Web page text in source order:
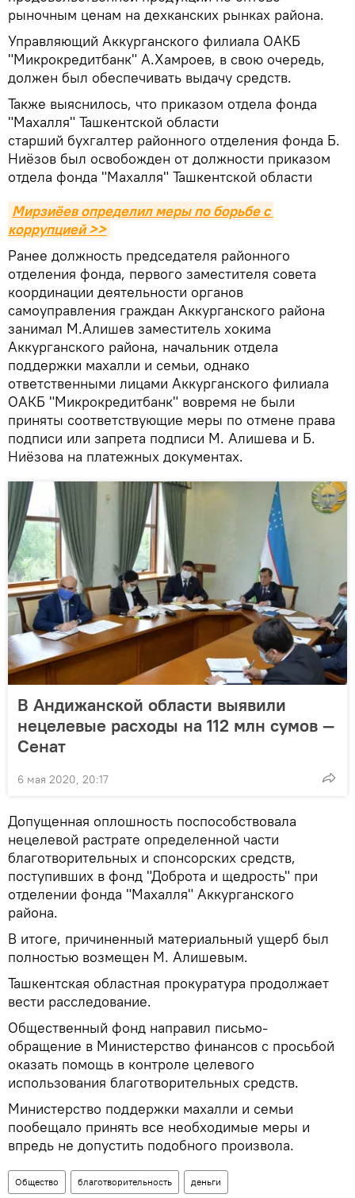
рыночным ценам на дехканских рынках района.
Управляющий Аккурганского филиала ОАКБ
"Микрокредитбанк" А.Хамроев, в свою очередь,
должен был обеспечивать выдачу средств.
Также выяснилось, что приказом отдела фонда
"Махалля" Ташкентской области
старший бухгалтер районного отделения фонда Б.
Ниёзов был освобожден от должности приказом
отдела фонда "Махалля" Ташкентской области
Мирзиёев определил меры по борьбе с
коррупцией >>
Ранее должность председателя районного
отделения фонда, первого заместителя совета
координации деятельности органов
самоуправления граждан Аккурганского района
занимал М.Алишев заместитель хокима
Аккурганского района, начальник отдела
поддержки махалли и семьи, однако
ответственными лицами Аккурганского филиала
ОАКБ "Микрокредитбанк" вовремя не были
приняты соответствующие меры по отмене права
подписи или запрета подписи М. Алишева и Б.
Ниёзова на платежных документах.
В Андижанской области выявили
нецелевые расходы на 112 млн сумов —
Сенат
6 мая 2020, 20:17
Допущенная оплошность поспособствовала
нецелевой растрате определенной части
благотворительных и спонсорских средств,
поступивших в фонд "Доброта и щедрость" при
отделении фонда "Махалля" Аккурганского
района.
В итоге, причиненный материальный ущерб был
полностью возмещен М. Алишевым.
Ташкентская областная прокуратура продолжает
вести расследование.
Общественный фонд направил письмо-
обращение в Министерство финансов с просьбой
оказать помощь в контроле целевого
использования благотворительных средств.
Министерство поддержки махалли и семьи
пообещало принять все необходимые меры и
впредь не допустить подобного произвола.
Общество благотворительность деньги